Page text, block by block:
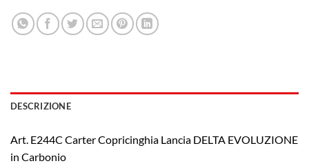
DESCRIZIONE
Art. E244C Carter Copricinghia Lancia DELTA EVOLUZIONE
in Carbonio